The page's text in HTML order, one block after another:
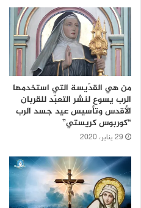
من هي القدّيسة التي استخدمها
الرب يسوع لنشر التعبّد للقربان
الأقدس وتأسيس عيد جسد الرب
“كوربوس كريستي”
29 يناير، 2020